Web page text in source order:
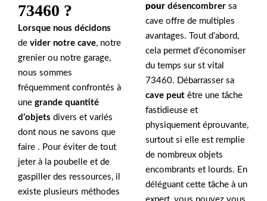
73460 ?
Lorsque nous décidons
de vider notre cave, notre
grenier ou notre garage,
nous sommes
fréquemment confrontés à
une grande quantité
d’objets divers et variés
dont nous ne savons que
faire . Pour éviter de tout
jeter à la poubelle et de
gaspiller des ressources, il
existe plusieurs méthodes
pour désencombrer sa
cave offre de multiples
avantages. Tout d’abord,
cela permet d’économiser
du temps sur st vital
73460. Débarrasser sa
cave peut être une tâche
fastidieuse et
physiquement éprouvante,
surtout si elle est remplie
de nombreux objets
encombrants et lourds. En
déléguant cette tâche à un